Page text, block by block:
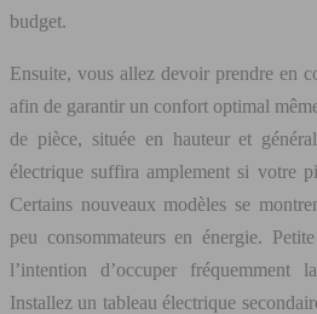
budget.
Ensuite, vous allez devoir prendre en
afin de garantir un confort optimal
de pièce, située en hauteur et
électrique suffira amplement si votre
Certains nouveaux modèles se
peu consommateurs en énergie.
l’intention d’occuper fréquemment
Installez un tableau électrique